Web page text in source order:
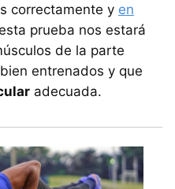
correctamente y en
prueba nos estará
de la parte
entrenados y que
adecuada.